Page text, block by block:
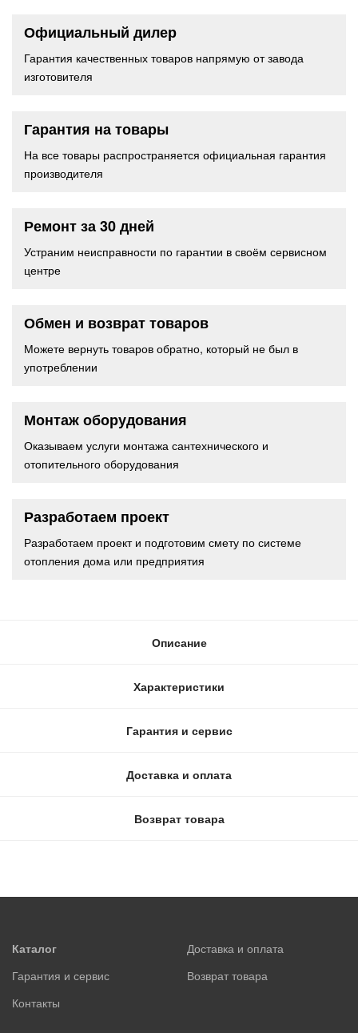
Официальный дилер
Гарантия качественных товаров напрямую от завода
изготовителя
Гарантия на товары
На все товары распространяется официальная гарантия
производителя
Ремонт за 30 дней
Устраним неисправности по гарантии в своём сервисном
центре
Обмен и возврат товаров
Можете вернуть товаров обратно, который не был в
употреблении
Монтаж оборудования
Оказываем услуги монтажа сантехнического и
отопительного оборудования
Разработаем проект
Разработаем проект и подготовим смету по системе
отопления дома или предприятия
Описание
Характеристики
Гарантия и сервис
Доставка и оплата
Возврат товара
Каталог
Доставка и оплата
Гарантия и сервис
Возврат товара
Контакты